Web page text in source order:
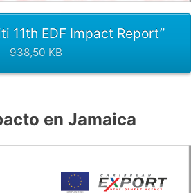
11th EDF Impact Report”
938,50 KB
en Jamaica